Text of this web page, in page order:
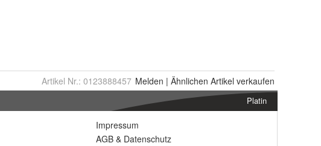
Artikel Nr.: 0123888457 Melden | Ähnlichen Artikel verkaufen
Platin
Impressum
AGB & Datenschutz